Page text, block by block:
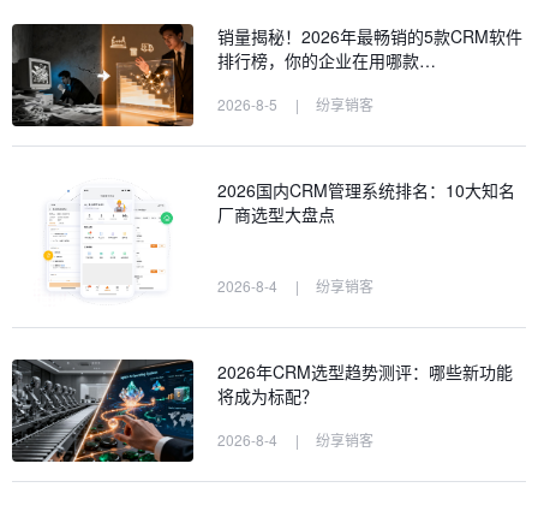
销量揭秘！2026年最畅销的5款CRM软件
排行榜，你的企业在用哪款…
2026-8-5 | 纷享销客
2026国内CRM管理系统排名：10大知名
厂商选型大盘点
2026-8-4 | 纷享销客
2026年CRM选型趋势测评：哪些新功能
将成为标配？
2026-8-4 | 纷享销客